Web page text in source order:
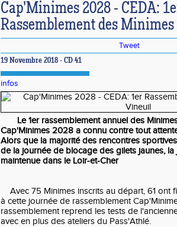
Cap'Minimes 2028 - CEDA:
Rassemblement des
Tweet
19 Novembre 2018 - CD 41
infos
Le 1er rassemblement annuel des
Cap'Minimes 2028 a connu contre tout
Alors que la majorité des rencontres
de la journée de blocage des gilets jaunes,
maintenue dans le Loir-et-Cher
Avec 75 Minimes inscrits au départ, 61 ont
à cette journée de rassemblement
rassemblement reprend les tests de
avec en plus des ateliers du Pass'Athlé.